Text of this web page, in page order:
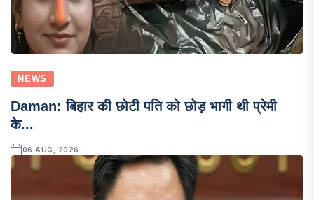
NEWS
Daman: बिहार की छोटी पति को छोड़ भागी थी प्रेमी
के...
06 AUG, 2026